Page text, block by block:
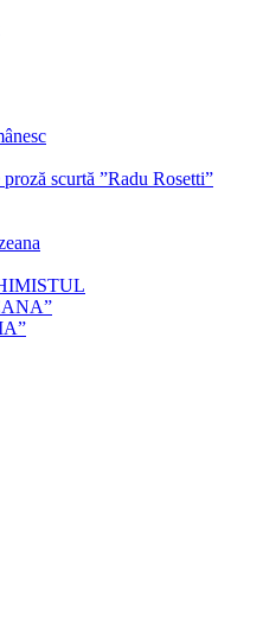
scurtă ”Radu Rosetti”